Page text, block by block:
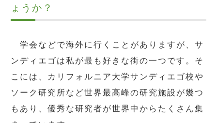
ょうか？
学会などで海外に行くことがありますが、サ
ンディエゴは私が最も好きな街の一つです。そ
こには、カリフォルニア大学サンディエゴ校や
ソーク研究所など世界最高峰の研究施設が幾つ
もあり、優秀な研究者が世界中からたくさん集